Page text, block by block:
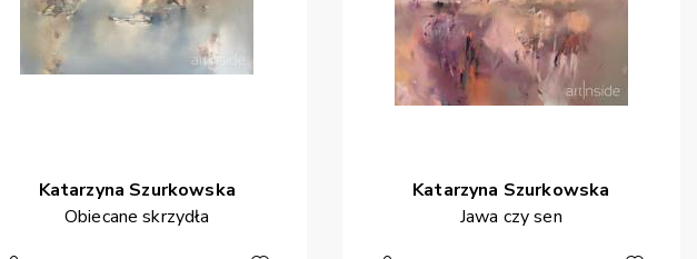
Katarzyna Szurkowska
Obiecane skrzydła
Katarzyna Szurkowska
Jawa czy sen